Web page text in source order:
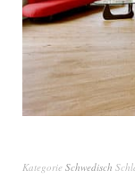
Kategorie Schwedisch